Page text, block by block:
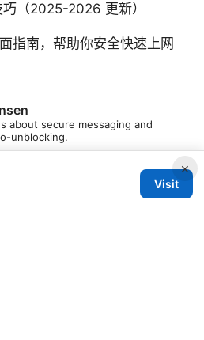
（2025-2026 更新）
指南，帮助你安全快速上网
about secure messaging and
unblocking.
×
Visit